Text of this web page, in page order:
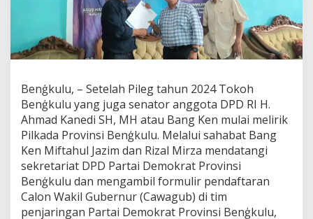
Benģkulu, – Setelah Pileg tahun 2024 Tokoh
Benģkulu yang juga senator anggota DPD RI H.
Ahmad Kanedi SH, MH atau Bang Ken mulai melirik
Pilkada Provinsi Benģkulu. Melalui sahabat Bang
Ken Miftahul Jazim dan Rizal Mirza mendatangi
sekretariat DPD Partai Demokrat Provinsi
Benģkulu dan mengambil formulir pendaftaran
Calon Wakil Gubernur (Cawagub) di tim
penjaringan Partai Demokrat Provinsi Benģkulu,